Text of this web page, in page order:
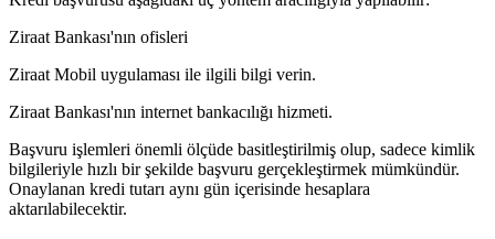
Ziraat Bankası'nın ofisleri
Ziraat Mobil uygulaması ile ilgili bilgi verin.
Ziraat Bankası'nın internet bankacılığı hizmeti.
Başvuru işlemleri önemli ölçüde basitleştirilmiş olup, sadece kimlik
bilgileriyle hızlı bir şekilde başvuru gerçekleştirmek mümkündür.
Onaylanan kredi tutarı aynı gün içerisinde hesaplara
aktarılabilecektir.